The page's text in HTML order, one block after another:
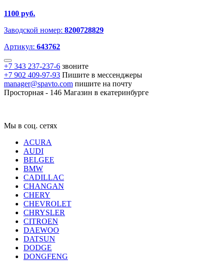
1100 руб.
Заводской номер: 8200728829
Артикул: 643762
+7 343 237-237-6 звоните
+7 902 409-97-93 Пишите в мессенджеры
manager@spavto.com пишите на почту
Просторная - 146 Магазин в екатеринбурге
Мы в соц. сетях
ACURA
AUDI
BELGEE
BMW
CADILLAC
CHANGAN
CHERY
CHEVROLET
CHRYSLER
CITROEN
DAEWOO
DATSUN
DODGE
DONGFENG